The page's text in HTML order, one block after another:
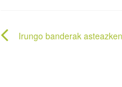
Bidalketetan
Irungo banderak